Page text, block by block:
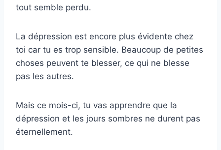
tout semble perdu.
La dépression est encore plus évidente chez
toi car tu es trop sensible. Beaucoup de petites
choses peuvent te blesser, ce qui ne blesse
pas les autres.
Mais ce mois-ci, tu vas apprendre que la
dépression et les jours sombres ne durent pas
éternellement.